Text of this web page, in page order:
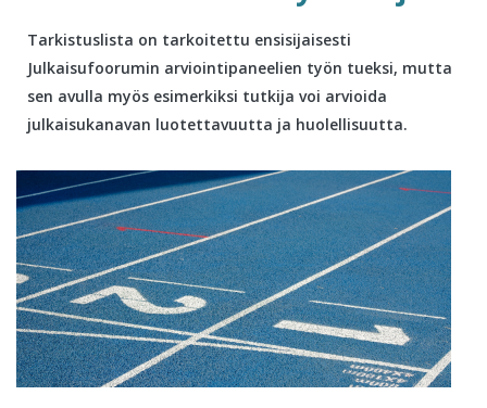
Tarkistuslista on tarkoitettu ensisijaisesti
Julkaisufoorumin arviointipaneelien työn tueksi, mutta
sen avulla myös esimerkiksi tutkija voi arvioida
julkaisukanavan luotettavuutta ja huolellisuutta.